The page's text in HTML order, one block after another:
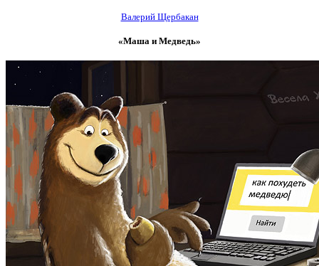
Валерий Щербакан
«Маша и Медведь»